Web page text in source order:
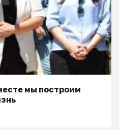
мы построим